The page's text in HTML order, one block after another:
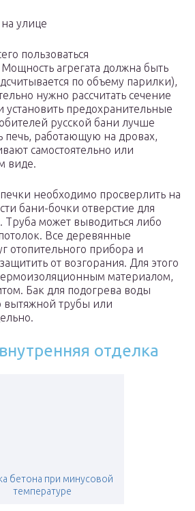
улице
пользоваться
агрегата должна быть
по объему парилки),
нужно рассчитать сечение
установить предохранительные
русской бани лучше
печь, работающую на дровах,
самостоятельно или
виде.
необходимо просверлить на
бани-бочки отверстие для
Труба может выводиться либо
Все деревянные
отопительного прибора и
от возгорания. Для этого
материалом,
Бак для подогрева воды
вытяжной трубы или
отделка
бетона при минусовой
температуре